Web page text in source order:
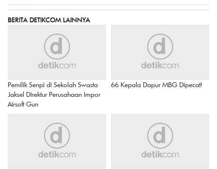
BERITA DETIKCOM LAINNYA
Pemilik Senpi di Sekolah Swasta
Jaksel Direktur Perusahaan Impor
Airsoft Gun
66 Kepala Dapur MBG Dipecat!